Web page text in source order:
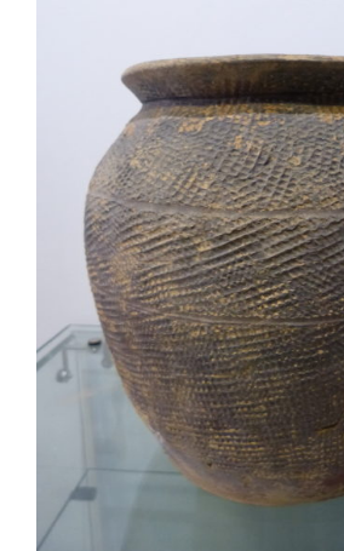
AJOUTER AU PANIER
DÉTAILS